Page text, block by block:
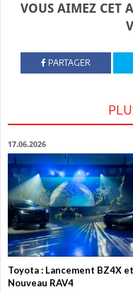
VOUS AIMEZ CET
PARTAGER
17.06.2026
Toyota : Lancement BZ4X et
Nouveau RAV4